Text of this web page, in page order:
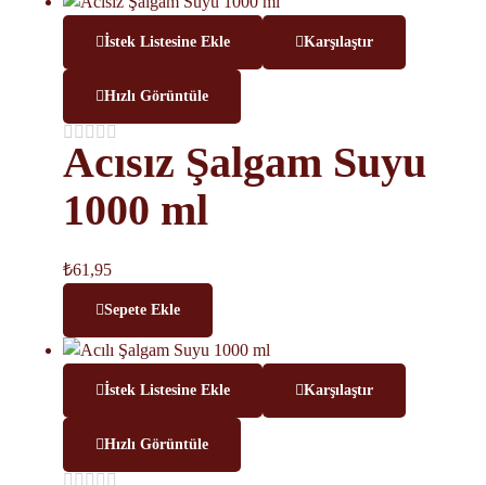
İstek Listesine Ekle Karşılaştır
Hızlı Görüntüle
Acısız Şalgam Suyu
1000 ml
₺61,95
Sepete Ekle
İstek Listesine Ekle Karşılaştır
Hızlı Görüntüle